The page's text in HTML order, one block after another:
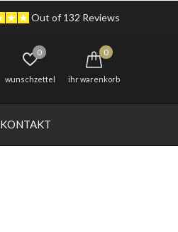
KONTAKT
wunschzettel
0
ihr warenkorb
0
Out of 132 Reviews